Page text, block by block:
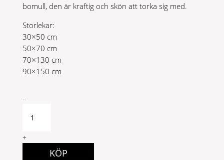
bomull, den är kraftig och skön att torka sig med.
Storlekar:
30×50 cm
50×70 cm
70×130 cm
90×150 cm
Lord
Petrol
quantity
-
+
KÖP